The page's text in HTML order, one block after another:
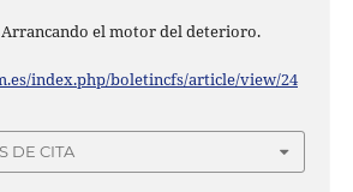
Arrancando el motor del deterioro.
index.php/boletincfs/article/view/24
DE CITA